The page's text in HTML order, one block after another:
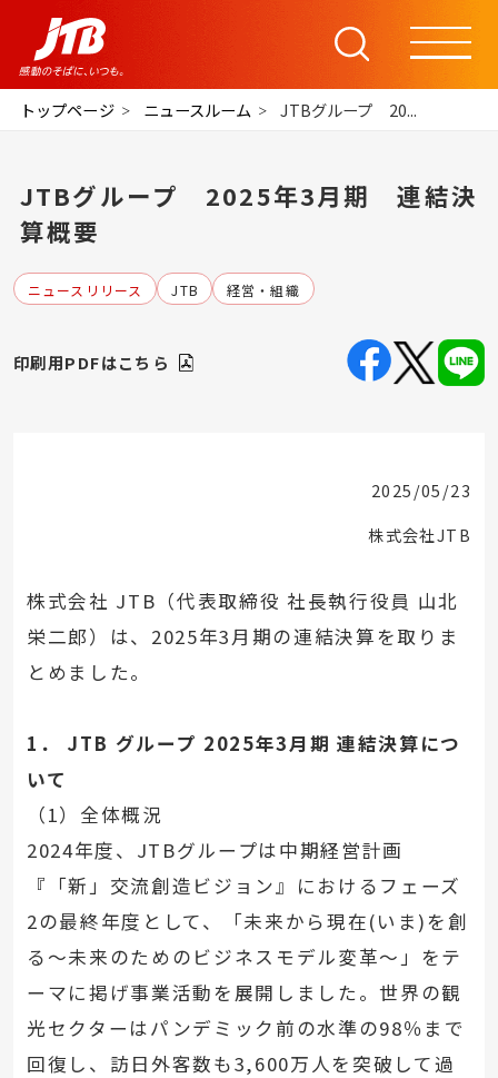
トップページ ニュースルーム JTBグループ 20...
JTBグループ 2025年3月期 連結決
算概要
ニュースリリース JTB 経営・組織
印刷用PDFはこちら
2025/05/23
株式会社JTB
株式会社 JTB（代表取締役 社長執行役員 山北
栄二郎）は、2025年3月期の連結決算を取りま
とめました。
1． JTB グループ 2025年3月期 連結決算につ
いて
（1）全体概況
2024年度、JTBグループは中期経営計画
『「新」交流創造ビジョン』におけるフェーズ
2の最終年度として、「未来から現在(いま)を創
る〜未来のためのビジネスモデル変革〜」をテ
ーマに掲げ事業活動を展開しました。世界の観
光セクターはパンデミック前の水準の98％まで
回復し、訪日外客数も3,600万人を突破して過